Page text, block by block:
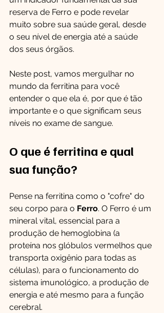
reserva de Ferro e pode revelar
muito sobre sua saúde geral, desde
o seu nível de energia até a saúde
dos seus órgãos.
Neste post, vamos mergulhar no
mundo da ferritina para você
entender o que ela é, por que é tão
importante e o que significam seus
níveis no exame de sangue.
O que é ferritina e qual
sua função?
Pense na ferritina como o "cofre" do
seu corpo para o Ferro. O Ferro é um
mineral vital, essencial para a
produção de hemoglobina (a
proteína nos glóbulos vermelhos que
transporta oxigênio para todas as
células), para o funcionamento do
sistema imunológico, a produção de
energia e até mesmo para a função
cerebral.